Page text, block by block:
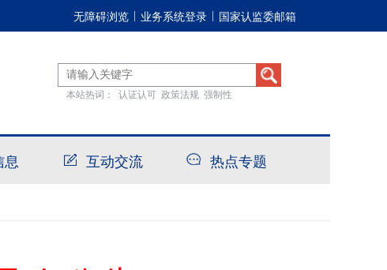
无障碍浏览 业务系统登录 国家认监委邮箱
本站热词： 认证认可 政策法规 强制性
互动交流 热点专题